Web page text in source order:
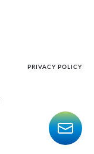
PRIVACY POLICY